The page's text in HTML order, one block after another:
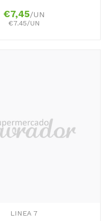
€7,45/UN
€7.45/UN
LINEA 7